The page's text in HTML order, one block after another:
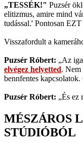
„TESSÉK!" Puzsér
elitizmus, amire mind
tudással.' Pontosan
Visszafordult a
Puzsér Róbert: „Az
elvégez helyetted. Nem
bennfentes
Puzsér Róbert: „És ez
MÉSZÁROS
STÚDIÓBÓL